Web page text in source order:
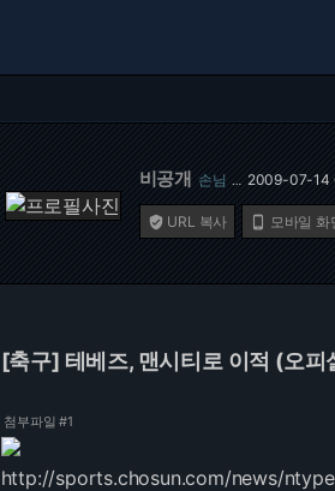
비공개 손님 … 2009-07-14
 URL 복사  모바일 화
[축구] 테베즈, 맨시티로 이적 (오피
첨부파일 #1
http://sports.chosun.com/news/